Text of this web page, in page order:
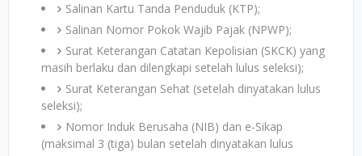
Salinan Kartu Tanda Penduduk (KTP);
Salinan Nomor Pokok Wajib Pajak (NPWP);
Surat Keterangan Catatan Kepolisian (SKCK) yang
masih berlaku dan dilengkapi setelah lulus seleksi);
Surat Keterangan Sehat (setelah dinyatakan lulus
seleksi);
Nomor Induk Berusaha (NIB) dan e-Sikap
(maksimal 3 (tiga) bulan setelah dinyatakan lulus